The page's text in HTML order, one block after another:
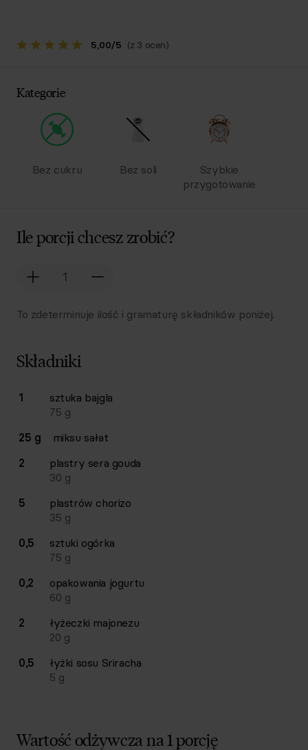
5,00/5 (z 3 ocen)
Kategorie
Bez cukru Bez soli
Szybkie
przygotowanie
Ile porcji chcesz zrobić?
To zdeterminuje ilość i gramaturę składników poniżej.
Składniki
Lista składników przepisu z ilościami i wagami
Ilość Składnik
1 sztuka bajgla
75 g
25 g
miksu sałat
2
plastry sera gouda
30 g
5
plastrów chorizo
35 g
0,5
sztuki ogórka
75 g
0,2
opakowania jogurtu
60 g
2
łyżeczki majonezu
20 g
0,5
łyżki sosu Sriracha
5 g
Wartość odżywcza na 1 porcję